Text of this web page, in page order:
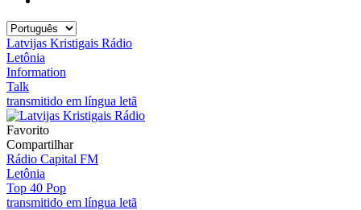
Latvijas Kristigais Rádio
Letônia
Information
Talk
transmitido em língua letã
Favorito
Compartilhar
Rádio Capital FM
Letônia
Top 40 Pop
transmitido em língua letã